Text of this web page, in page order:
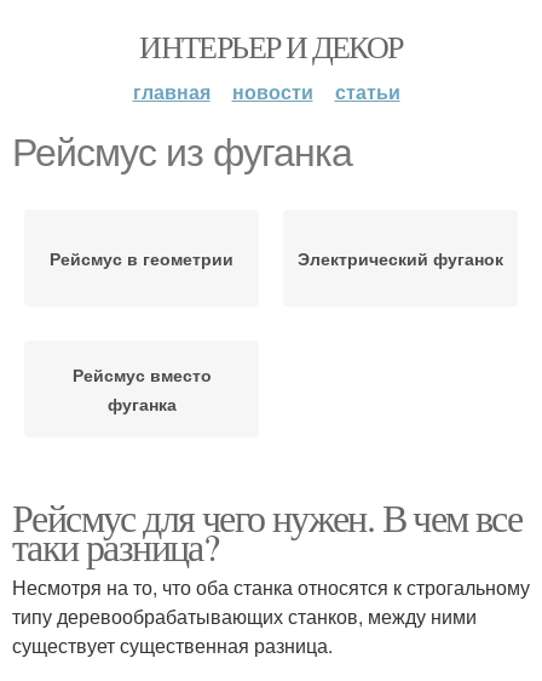
ИНТЕРЬЕР И ДЕКОР
главная новости статьи
Рейсмус из фуганка
Рейсмус в геометрии Электрический фуганок
Рейсмус вместо
фуганка
Рейсмус для чего нужен. В чем все
таки разница?
Несмотря на то, что оба станка относятся к строгальному
типу деревообрабатывающих станков, между ними
существует существенная разница.